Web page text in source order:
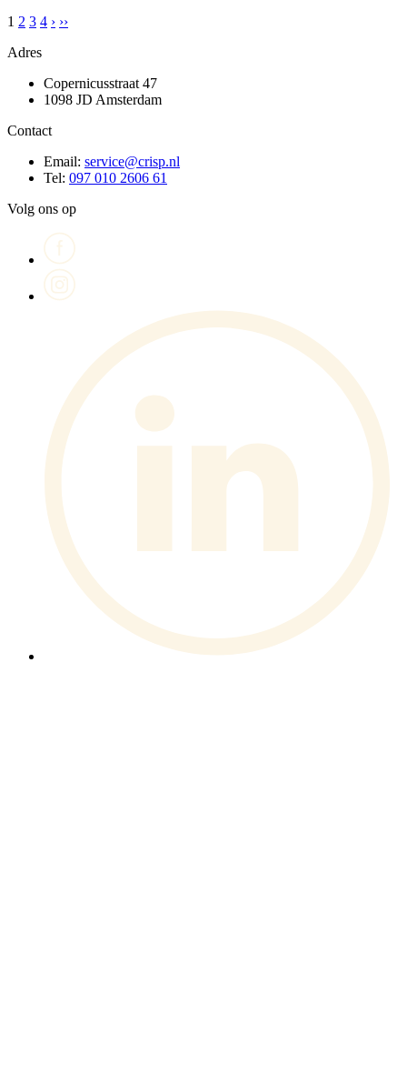
1 2 3 4 › ››
Adres
Copernicusstraat 47
1098 JD Amsterdam
Contact
Email: service@crisp.nl
Tel: 097 010 2606 61
Volg ons op